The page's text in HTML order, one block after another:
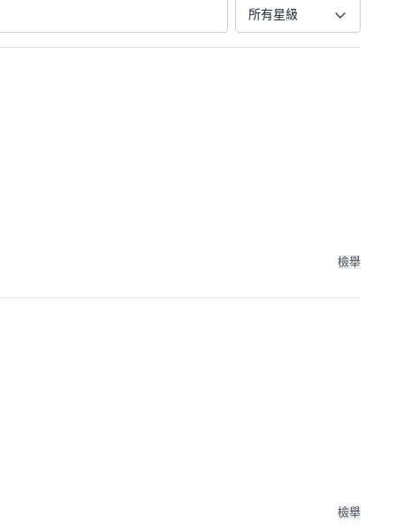
所有星級
檢舉
檢舉